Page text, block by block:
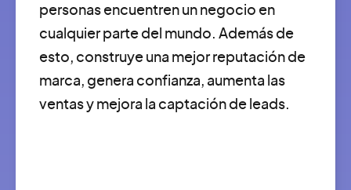
personas encuentren un negocio en
cualquier parte del mundo. Además de
esto, construye una mejor reputación de
marca, genera confianza, aumenta las
ventas y mejora la captación de leads.